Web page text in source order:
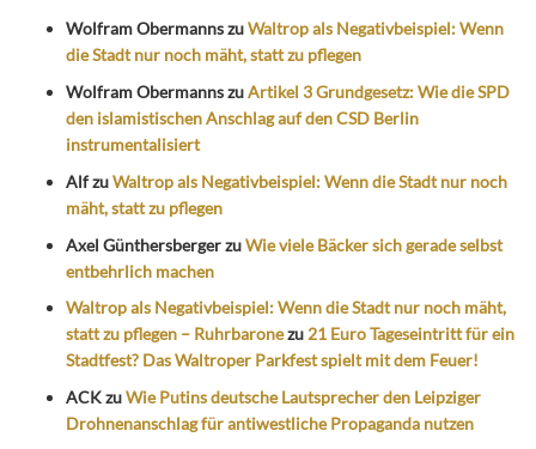
Wolfram ObermannszuWaltrop als Negativbeispiel: Wenn
die Stadt nur noch mäht, statt zu pflegen
Wolfram ObermannszuArtikel 3 Grundgesetz: Wie die SPD
den islamistischen Anschlag auf den CSD Berlin
instrumentalisiert
AlfzuWaltrop als Negativbeispiel: Wenn die Stadt nur noch
mäht, statt zu pflegen
Axel GünthersbergerzuWie viele Bäcker sich gerade selbst
entbehrlich machen
Waltrop als Negativbeispiel: Wenn die Stadt nur noch mäht,
statt zu pflegen – Ruhrbaronezu21 Euro Tageseintritt für ein
Stadtfest? Das Waltroper Parkfest spielt mit dem Feuer!
ACKzuWie Putins deutsche Lautsprecher den Leipziger
Drohnenanschlag für antiwestliche Propaganda nutzen